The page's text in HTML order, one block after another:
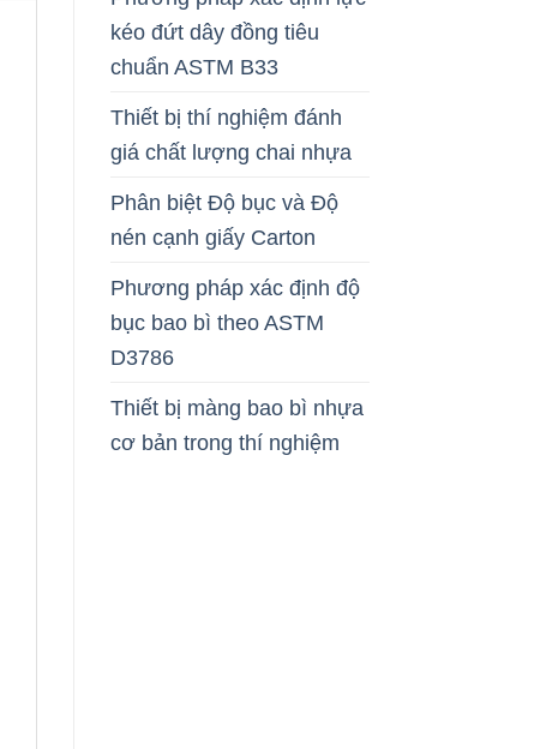
kéo đứt dây đồng tiêu
chuẩn ASTM B33
Thiết bị thí nghiệm đánh
giá chất lượng chai nhựa
Phân biệt Độ bục và Độ
nén cạnh giấy Carton
Phương pháp xác định độ
bục bao bì theo ASTM
D3786
Thiết bị màng bao bì nhựa
cơ bản trong thí nghiệm